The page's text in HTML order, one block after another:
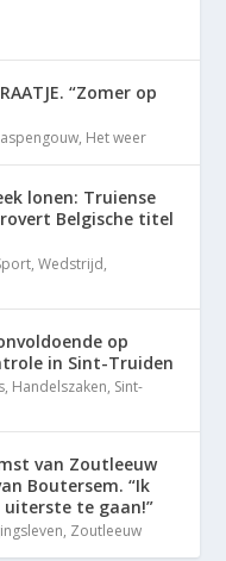
“Zomer op
, Het weer
lonen: Truiense
Belgische titel
,Wedstrijd,
op
in Sint-Truiden
, Handelszaken, Sint-
van Zoutleeuw
Boutersem. “Ik
te gaan!”
, Zoutleeuw